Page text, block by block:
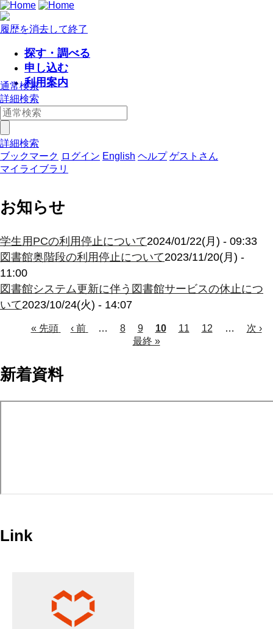
履歴を消去して終了
探す・調べる
申し込む
利用案内
通常検索
詳細検索
詳細検索
ブックマーク ログイン English ヘルプ ゲストさん
マイライブラリ
お知らせ
学生用PCの利用停止について2024/01/22(月) - 09:33
図書館奥階段の利用停止について2023/11/20(月) -
11:00
図書館システム更新に伴う図書館サービスの休止につ
いて2023/10/24(火) - 14:07
ー
ジ
送
先
ー
ジ
« 先頭
前
‹ 前 … Page
8 Page
9
カ
レ
ジ
10 Page
11 Page
12 …
次
次 ›
最終 »
新着資料
Link